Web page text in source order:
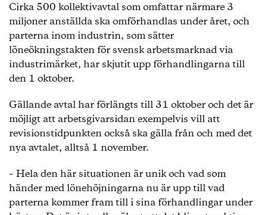
Cirka 500 kollektivavtal som omfattar närmare 3
miljoner anställda ska omförhandlas under året, och
parterna inom industrin, som sätter
löneökningstakten för svensk arbetsmarknad via
industrimärket, har skjutit upp förhandlingarna till
den 1 oktober.
Gällande avtal har förlängts till 31 oktober och det är
möjligt att arbetsgivarsidan exempelvis vill att
revisionstidpunkten också ska gälla från och med det
nya avtalet, alltså 1 november.
– Hela den här situationen är unik och vad som
händer med lönehöjningarna nu är upp till vad
parterna kommer fram till i sina förhandlingar under